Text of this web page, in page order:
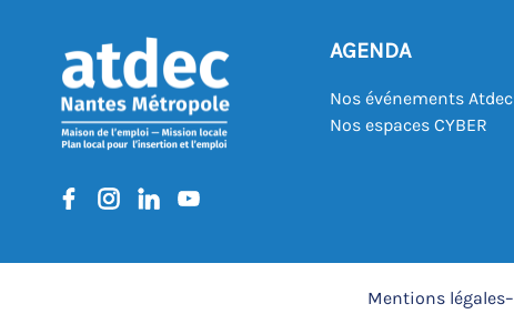
AGENDA
Nos événements Atdec
Nos espaces CYBER
Mentions légales–